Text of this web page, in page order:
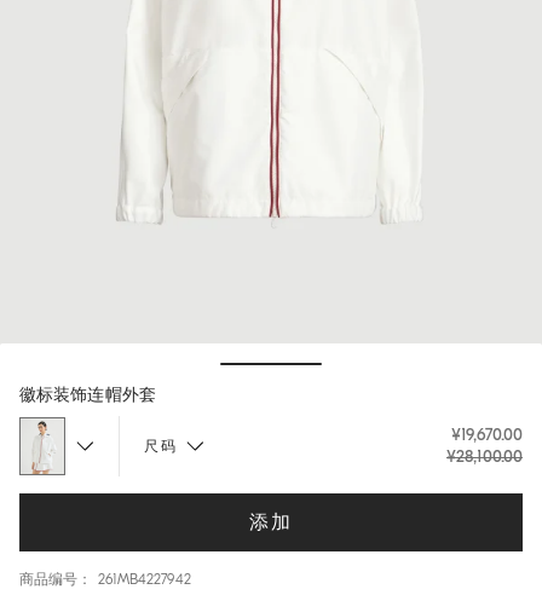
徽标装饰连帽外套
尺码
¥19,670.00
¥28,100.00
添加
商品编号： 261MB4227942